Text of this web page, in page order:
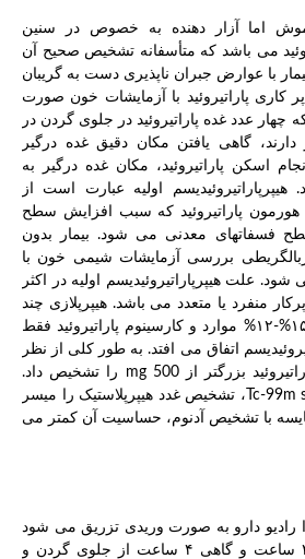
اما آزار دهنده به خصوص در سنین
می باشد که متأسفانه تشخیص صحیح آن
با عوارض جبران ناپذیری دست به گریبان
کاری پاراتیروئید با آزمایشات خون صورت
چهار عدد غده پاراتیروئید در جلوی گردن در
دارند، گاهی یافتن مکان دقیق غده درگیر
اسکن پاراتیروئید، مکان غده درگیر به
اولیه عبارت است از
هورمون پاراتیروئید که سبب افزایش سطح
فسفاتهای معدنی می شود. بیمار بدون
بررسی آزمایشات شیمی خون با
علت هیپرپاراتیروئیدیسم اولیه در اکثر
آدنوم پرکار منفرد یا متعدد می باشد. هیپرپلازی چند
یا همه غدد پاراتیروئید در ۱۵%-۱۲% موارد و کارسینوم پاراتیروئید فقط
اتفاق می افتد. به طور کلی از نظر
سنتی گرافی می توان پاراتیروئید بزرگتر از mg 500 را تشخیص داد.
اخیرا پرتوداروی ‌Tc-99m sestamibi، تشخیص غدد هیپرپلاستیک را میسر
با تشخیص آدنوم، حساسیت آن کمتر می
رادیو دارو به صورت وریدی تزریق می شود
و در فواصل ۲۰ دقیقه، ۲ ساعت و گاهی ۴ ساعت از جلوی گردن و